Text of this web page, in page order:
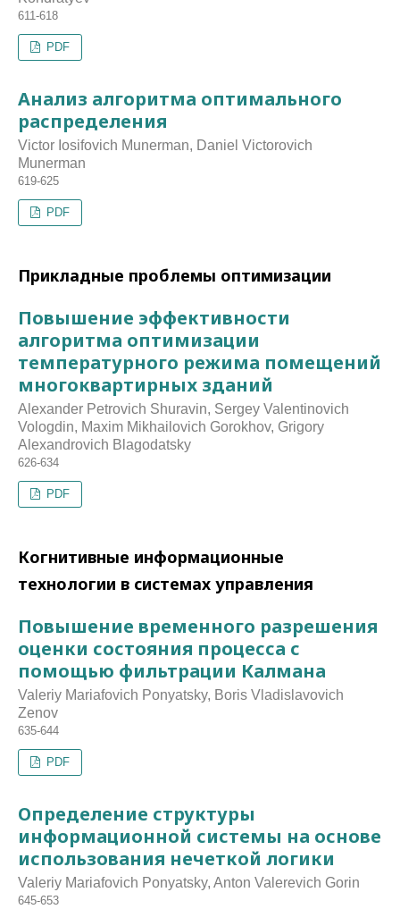
611-618
PDF
Анализ алгоритма оптимального
распределения
Victor Iosifovich Munerman, Daniel Victorovich
Munerman
619-625
PDF
Прикладные проблемы оптимизации
Повышение эффективности
алгоритма оптимизации
температурного режима помещений
многоквартирных зданий
Alexander Petrovich Shuravin, Sergey Valentinovich
Vologdin, Maxim Mikhailovich Gorokhov, Grigory
Alexandrovich Blagodatsky
626-634
PDF
Когнитивные информационные
технологии в системах управления
Повышение временного разрешения
оценки состояния процесса с
помощью фильтрации Калмана
Valeriy Mariafovich Ponyatsky, Boris Vladislavovich
Zenov
635-644
PDF
Определение структуры
информационной системы на основе
использования нечеткой логики
Valeriy Mariafovich Ponyatsky, Anton Valerevich Gorin
645-653